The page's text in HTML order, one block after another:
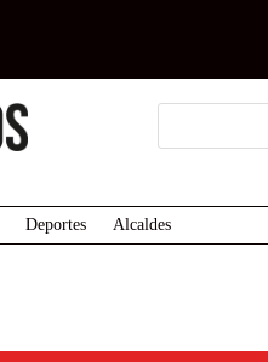
Deportes Alcaldes